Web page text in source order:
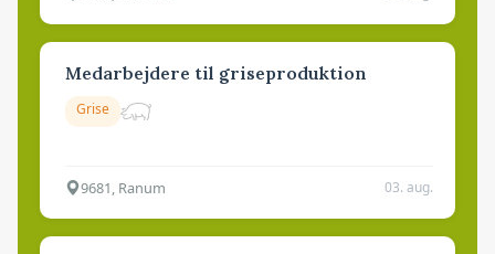
Medarbejdere til griseproduktion
Grise
9681, Ranum 03. aug.